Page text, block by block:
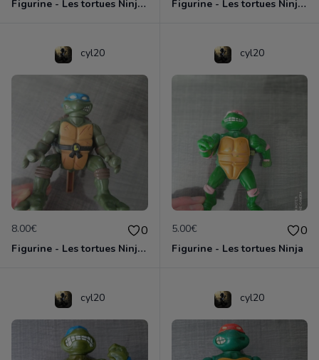
Figurine - Les tortues Ninja - Donatello Figurine - Les tortues Ninja - Raphael
cyl20
8.00€ 0
Figurine - Les tortues Ninja - Leonardo
cyl20
5.00€ 0
Figurine - Les tortues Ninja
cyl20 cyl20